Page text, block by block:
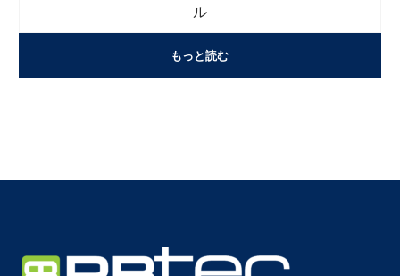
ル
もっと読む